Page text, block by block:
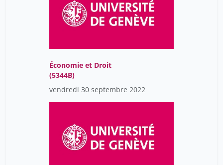
Économie et Droit
(5344B)
vendredi 30 septembre 2022